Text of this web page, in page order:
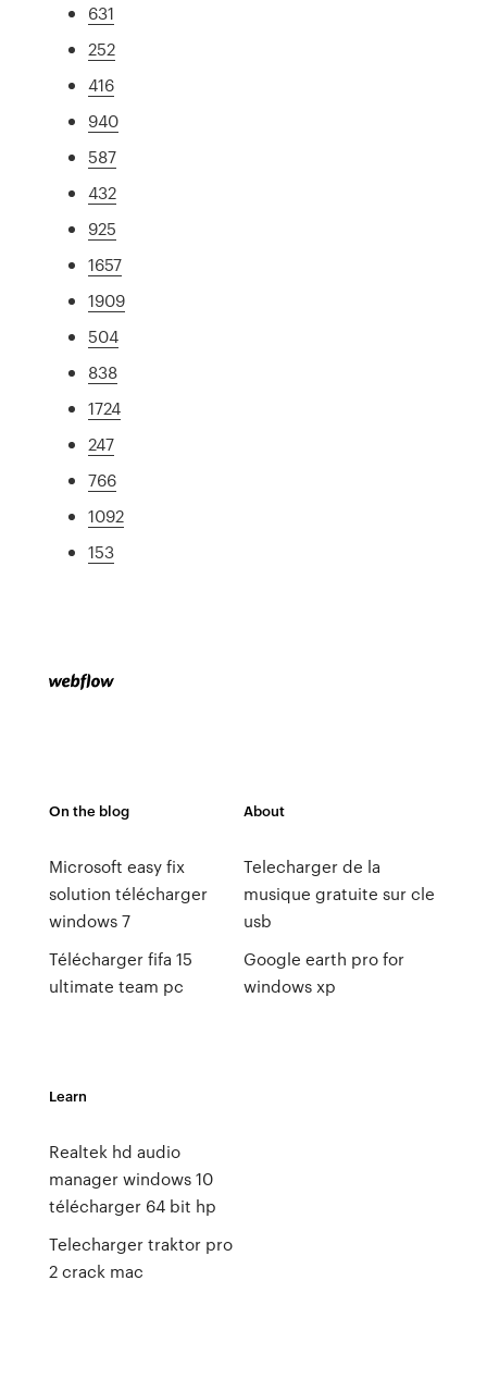
631
252
416
940
587
432
925
1657
1909
504
838
1724
247
766
1092
153
On the blog
Microsoft easy fix
solution télécharger
windows 7
Télécharger fifa 15
ultimate team pc
About
Telecharger de la
musique gratuite sur cle
usb
Google earth pro for
windows xp
Learn
Realtek hd audio
manager windows 10
télécharger 64 bit hp
Telecharger traktor pro
2 crack mac